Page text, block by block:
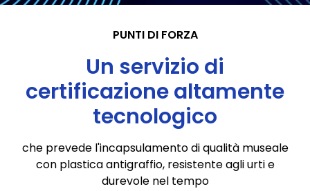
PUNTI DI FORZA
Un servizio di
certificazione altamente
tecnologico
che prevede l'incapsulamento di qualità museale
con plastica antigraffio, resistente agli urti e
durevole nel tempo